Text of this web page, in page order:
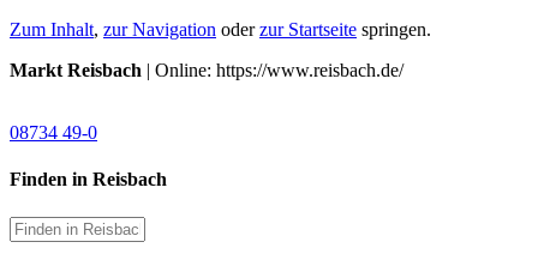
Zum Inhalt, zur Navigation oderzur Startseite springen.
Markt Reisbach | Online: https://www.reisbach.de/
08734 49-0
Finden in Reisbach